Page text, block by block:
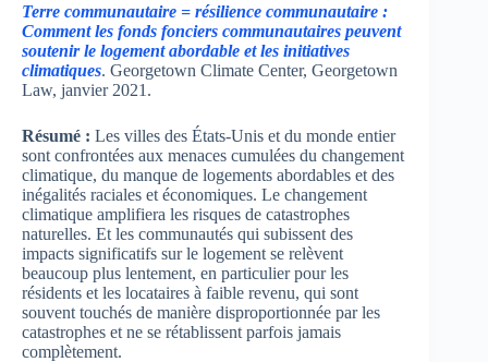
Terre communautaire = résilience communautaire :
Comment les fonds fonciers communautaires peuvent
soutenir le logement abordable et les initiatives
climatiques. Georgetown Climate Center, Georgetown
Law, janvier 2021.
Résumé : Les villes des États-Unis et du monde entier
sont confrontées aux menaces cumulées du changement
climatique, du manque de logements abordables et des
inégalités raciales et économiques. Le changement
climatique amplifiera les risques de catastrophes
naturelles. Et les communautés qui subissent des
impacts significatifs sur le logement se relèvent
beaucoup plus lentement, en particulier pour les
résidents et les locataires à faible revenu, qui sont
souvent touchés de manière disproportionnée par les
catastrophes et ne se rétablissent parfois jamais
complètement.